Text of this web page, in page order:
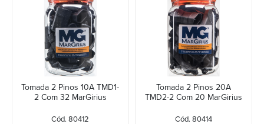
Tomada 2 Pinos 10A TMD1-
2 Com 32 MarGirius
Cód. 80412
Tomada 2 Pinos 20A
TMD2-2 Com 20 MarGirius
Cód. 80414